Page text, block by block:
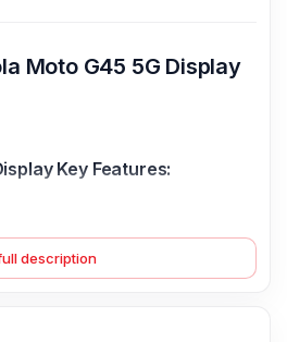
Moto G45 5G Display
Key Features:
G45 5G Display Price
description